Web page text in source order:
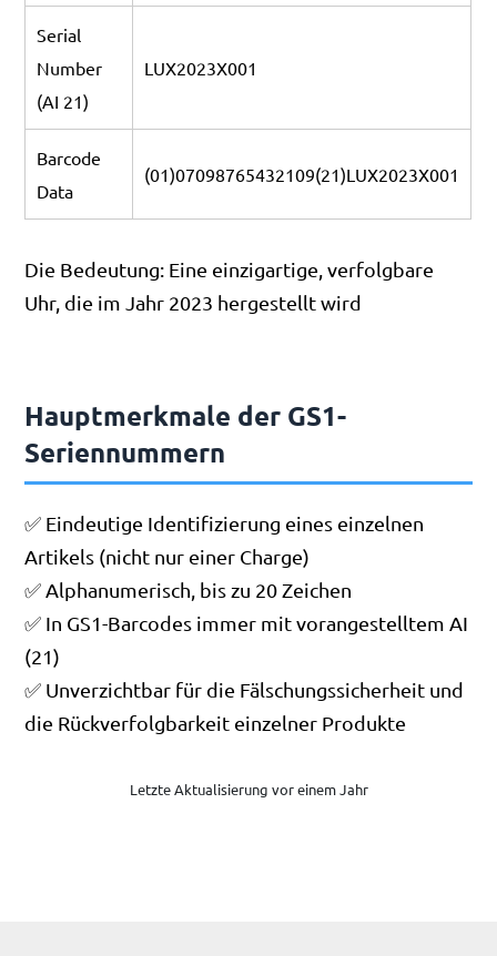
Serial
Number
(AI 21)
LUX2023X001
Barcode
Data
(01)07098765432109(21)LUX2023X001
Die Bedeutung: Eine einzigartige, verfolgbare
Uhr, die im Jahr 2023 hergestellt wird
Hauptmerkmale der GS1-
Seriennummern
✅ Eindeutige Identifizierung eines einzelnen
Artikels (nicht nur einer Charge)
✅ Alphanumerisch, bis zu 20 Zeichen
✅ In GS1-Barcodes immer mit vorangestelltem AI
(21)
✅ Unverzichtbar für die Fälschungssicherheit und
die Rückverfolgbarkeit einzelner Produkte
Letzte Aktualisierung vor einem Jahr